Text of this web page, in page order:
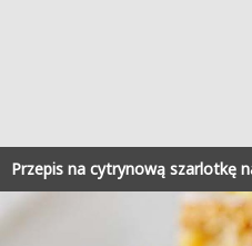
Przepis na cytrynową szarlotkę